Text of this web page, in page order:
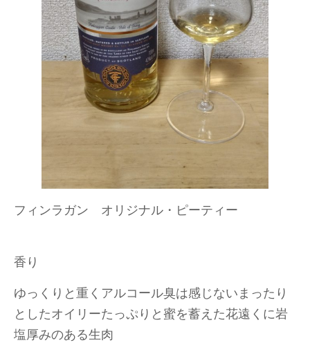
フィンラガン オリジナル・ピーティー
香り
ゆっくりと重くアルコール臭は感じないまったり
としたオイリーたっぷりと蜜を蓄えた花遠くに岩
塩厚みのある生肉